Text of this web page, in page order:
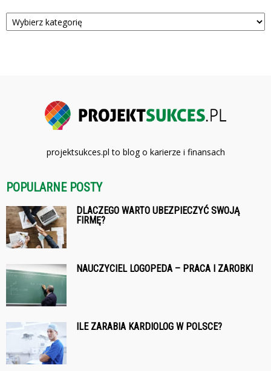
Kategorie
projektsukces.pl to blog o karierze i finansach
POPULARNE POSTY
DLACZEGO WARTO UBEZPIECZYĆ SWOJĄ
FIRMĘ?
NAUCZYCIEL LOGOPEDA – PRACA I ZAROBKI
ILE ZARABIA KARDIOLOG W POLSCE?